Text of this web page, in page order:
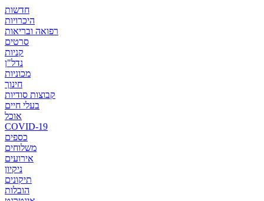
חדשות
היכרויות
רפואה ובריאות
סרטים
קניות
נדל"ן
מכוניות
חינוך
קבוצות סודיות
בעלי חיים
אוכל
COVID-19
כספים
משלוחים
אירועים
ניקיון
תיקונים
הובלות